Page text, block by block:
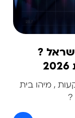
?
, מיהו בית
?